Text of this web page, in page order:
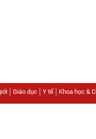
Giáo dục Y tế Khoa học &